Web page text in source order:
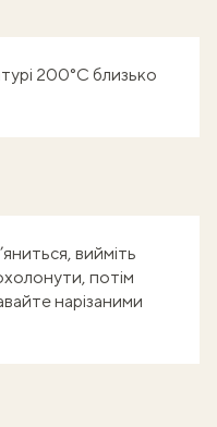
200°C близько
вийміть
потім
нарізаними